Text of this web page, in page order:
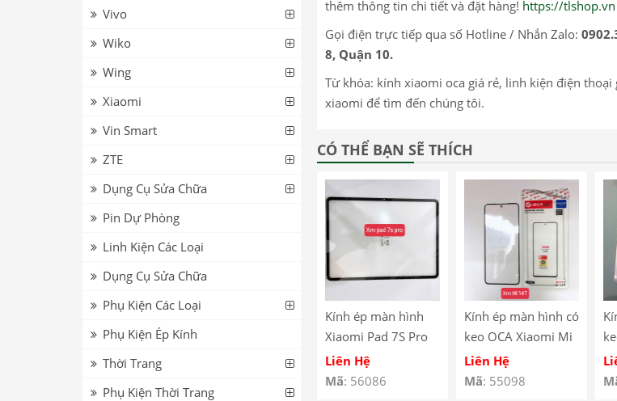
thêm thông tin chi tiết và đặt hàng! https://tlshop.vn
Gọi điện trực tiếp qua số Hotline / Nhắn Zalo:
8, Quận 10.
Từ khóa: kính xiaomi oca giá rẻ, linh kiện điện
xiaomi để tìm đến chúng tôi.
CÓ THỂ BẠN SẼ THÍCH
Kính ép màn hình
Xiaomi Pad 7S Pro
12.5″
Liên Hệ
Mã: 56086
Kính ép màn hình có
keo OCA Xiaomi Mi
14T
Liên Hệ
Mã: 55098
Vivo
Wiko
Wing
Xiaomi
Vin Smart
ZTE
Dụng Cụ Sửa Chữa
Pin Dự Phòng
Linh Kiện Các Loại
Dụng Cụ Sửa Chữa
Phụ Kiện Các Loại
Phụ Kiện Ép Kính
Thời Trang
Phụ Kiện Thời Trang